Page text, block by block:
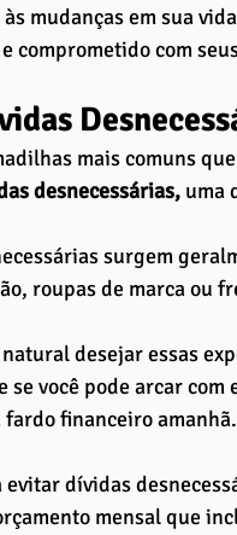
mudanças em sua
comprometido com
mais comuns
desnecessárias, uma
surgem
roupas de marca ou
desejar essas
se você pode arcar
financeiro amanhã.
evitar dívidas
mensal que